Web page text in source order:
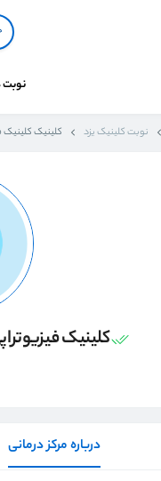
نوبت کلینیک یزد کلینیک
کلینیک
درباره مرکز درمانی